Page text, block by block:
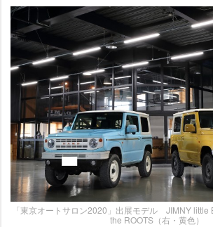
「東京オートサロン2020」出展モデル JIMNY little
the ROOTS（右・黄色）